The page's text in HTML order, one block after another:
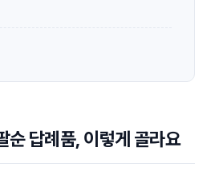
순 답례품, 이렇게 골라요